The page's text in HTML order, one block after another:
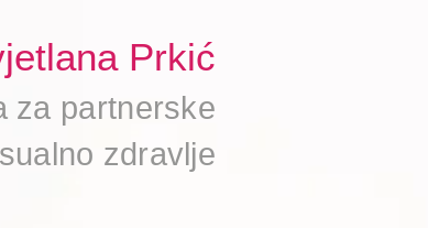
Prkić
za partnerske
zdravlje